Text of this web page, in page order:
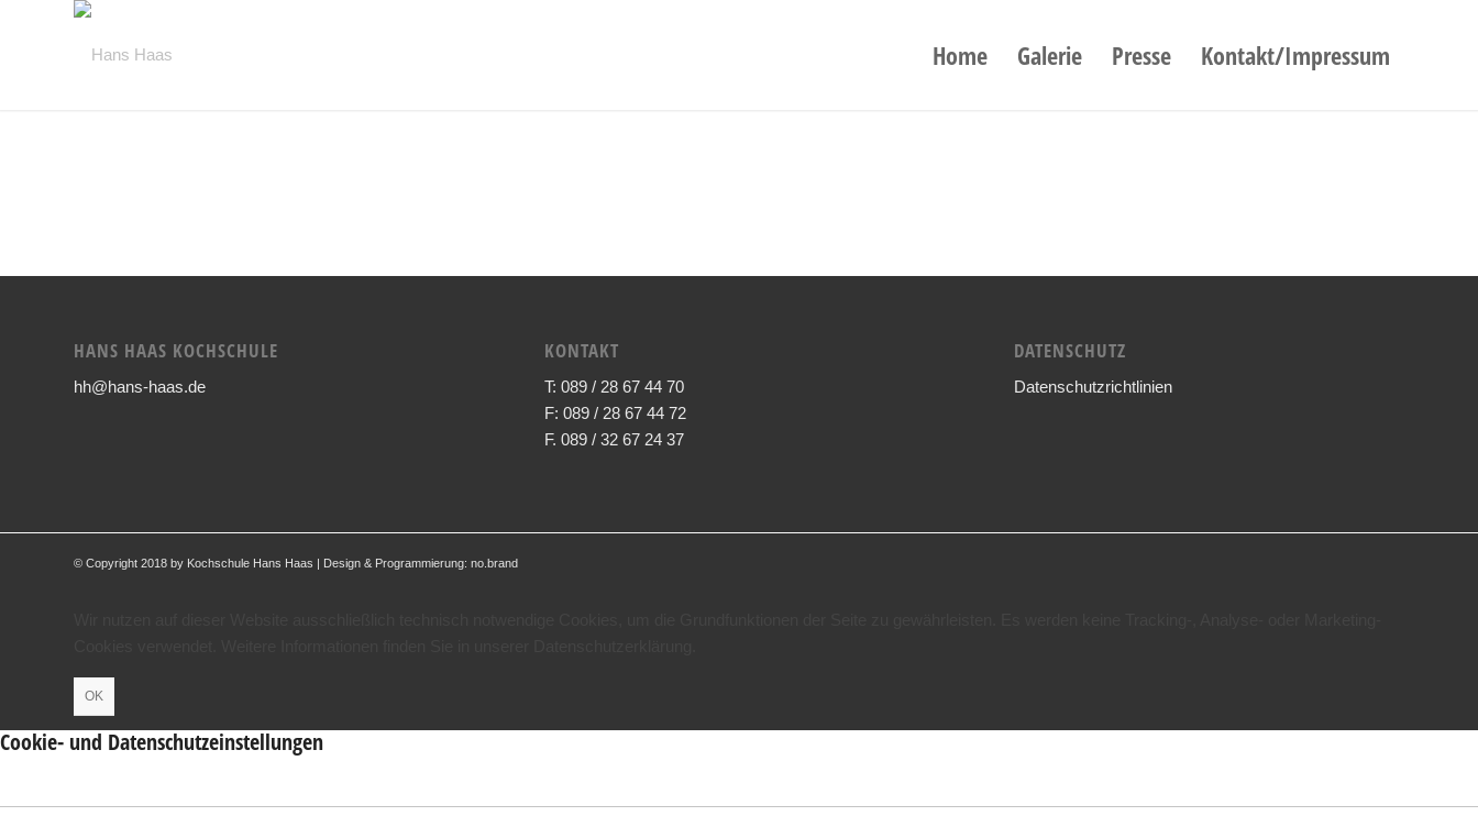
Home Galerie Presse Kontakt/Impressum
HANS HAAS KOCHSCHULE
hh@hans-haas.de
KONTAKT
T: 089 / 28 67 44 70
F: 089 / 28 67 44 72
F. 089 / 32 67 24 37
DATENSCHUTZ
Datenschutzrichtlinien
© Copyright 2018 by Kochschule Hans Haas | Design & Programmierung: no.brand
OK
Cookie- und Datenschutzeinstellungen